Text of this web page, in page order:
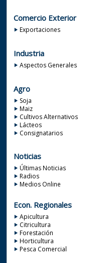
Comercio Exterior
Exportaciones
Industria
Aspectos Generales
Agro
Soja
Maiz
Cultivos Alternativos
Lácteos
Consignatarios
Noticias
Últimas Noticias
Radios
Medios Online
Econ. Regionales
Apicultura
Citricultura
Forestación
Horticultura
Pesca Comercial